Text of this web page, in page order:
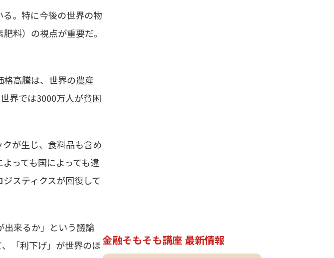
。特に今後の世界の物
料）の視点が重要だ。
高騰は、世界の農産
界では3000万人が貧困
が生じ、食料品も含め
っても国によっても違
スティクスが回復して
出来るか」という議論
「利下げ」が世界のほ金融そもそも講座 最新情報